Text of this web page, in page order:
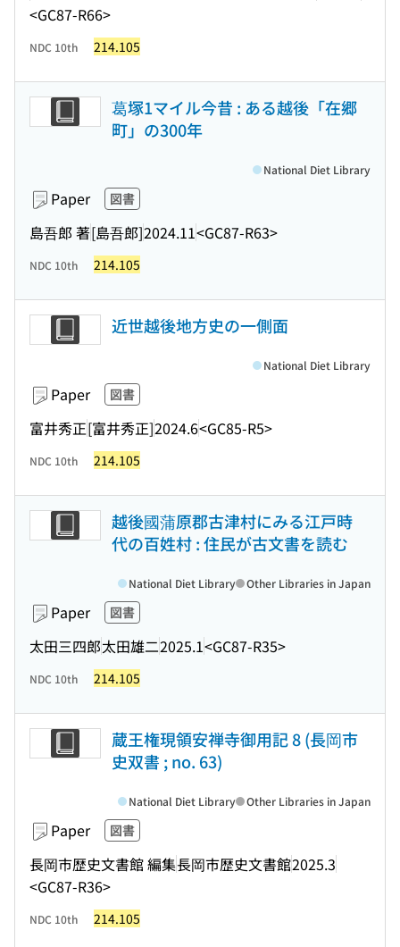
<GC87-R66>
NDC 10th 214.105
葛塚1マイル今昔 : ある越後「在郷
町」の300年
Paper 図書
島吾郎 著[島吾郎]2024.11<GC87-R63>
National Diet Library
NDC 10th 214.105
近世越後地方史の一側面
Paper 図書
富井秀正[富井秀正]2024.6<GC85-R5>
National Diet Library
NDC 10th 214.105
越後國蒲原郡古津村にみる江戸時
代の百姓村 : 住民が古文書を読む
Paper 図書
太田三四郎太田雄二2025.1<GC87-R35>
National Diet Library Other Libraries in Japan
NDC 10th 214.105
蔵王権現領安禅寺御用記 8 (長岡市
史双書 ; no. 63)
Paper 図書
長岡市歴史文書館 編集長岡市歴史文書館2025.3
<GC87-R36>
National Diet Library Other Libraries in Japan
NDC 10th 214.105